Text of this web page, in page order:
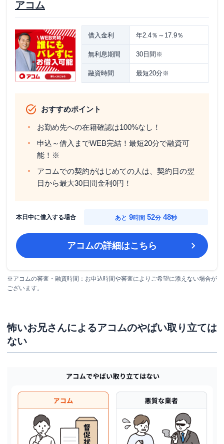
アコム
借入金利 年2.4％～17.9％
無利息期間 30日間※
融資時間 最短20分※
おすすめポイント
お勤め先への在籍確認は100%なし！
申込～借入までWEB完結！最短20分で融資可
能！※
アコムでの契約がはじめての人は、契約日の翌
日から最大30日間金利0円！
本日中に借入する場合 あと 9時間 52分 47秒
アコムの詳細はこちら
※アコムの審査・融資時間：お申込時間や審査によりご希望に添えない場合が
ございます。
怖いお兄さんによるアコムのやばい取り立ては
ない